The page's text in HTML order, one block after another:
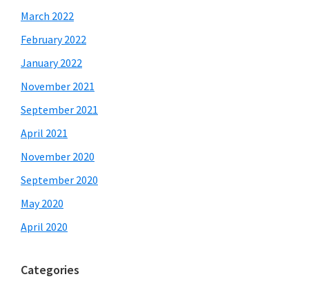
March 2022
February 2022
January 2022
November 2021
September 2021
April 2021
November 2020
September 2020
May 2020
April 2020
Categories